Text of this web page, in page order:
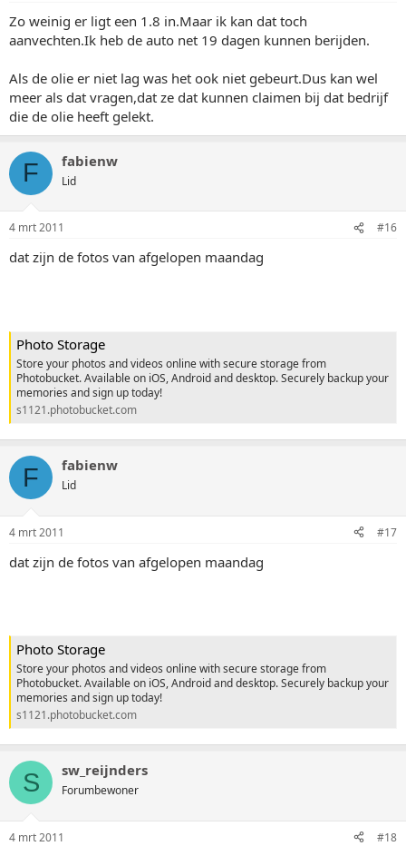
Zo weinig er ligt een 1.8 in.Maar ik kan dat toch
aanvechten.Ik heb de auto net 19 dagen kunnen berijden.
Als de olie er niet lag was het ook niet gebeurt.Dus kan wel
meer als dat vragen,dat ze dat kunnen claimen bij dat bedrijf
die de olie heeft gelekt.
F fabienw
Lid
4 mrt 2011 #16
dat zijn de fotos van afgelopen maandag
Photo Storage
Store your photos and videos online with secure storage from
Photobucket. Available on iOS, Android and desktop. Securely backup your
memories and sign up today!
s1121.photobucket.com
F fabienw
Lid
4 mrt 2011 #17
dat zijn de fotos van afgelopen maandag
Photo Storage
Store your photos and videos online with secure storage from
Photobucket. Available on iOS, Android and desktop. Securely backup your
memories and sign up today!
s1121.photobucket.com
S sw_reijnders
Forumbewoner
4 mrt 2011 #18